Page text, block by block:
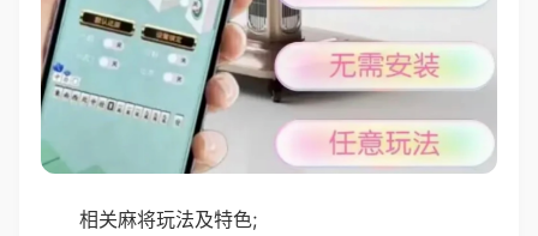
相关麻将玩法及特色;